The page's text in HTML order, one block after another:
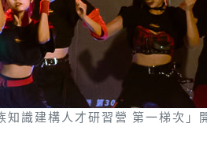
識建構人才研習營 第一梯次」